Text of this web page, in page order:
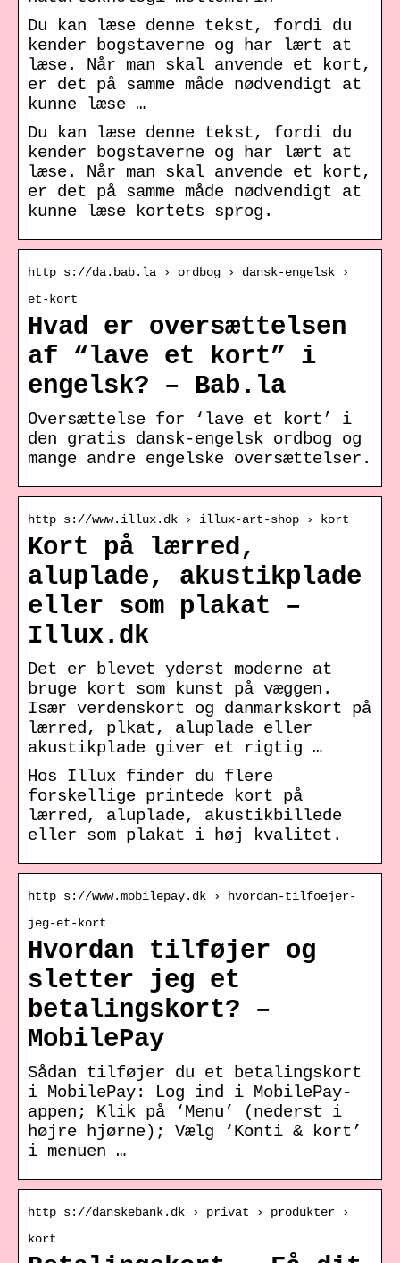
Du kan læse denne tekst, fordi du
kender bogstaverne og har lært at
læse. Når man skal anvende et kort,
er det på samme måde nødvendigt at
kunne læse …
Du kan læse denne tekst, fordi du
kender bogstaverne og har lært at
læse. Når man skal anvende et kort,
er det på samme måde nødvendigt at
kunne læse kortets sprog.
http s://da.bab.la › ordbog › dansk-engelsk ›
et-kort
Hvad er oversættelsen
af “lave et kort” i
engelsk? – Bab.la
Oversættelse for ‘lave et kort’ i
den gratis dansk-engelsk ordbog og
mange andre engelske oversættelser.
http s://www.illux.dk › illux-art-shop › kort
Kort på lærred,
aluplade, akustikplade
eller som plakat –
Illux.dk
Det er blevet yderst moderne at
bruge kort som kunst på væggen.
Især verdenskort og danmarkskort på
lærred, plkat, aluplade eller
akustikplade giver et rigtig …
Hos Illux finder du flere
forskellige printede kort på
lærred, aluplade, akustikbillede
eller som plakat i høj kvalitet.
http s://www.mobilepay.dk › hvordan-tilfoejer-
jeg-et-kort
Hvordan tilføjer og
sletter jeg et
betalingskort? –
MobilePay
Sådan tilføjer du et betalingskort
i MobilePay: Log ind i MobilePay-
appen; Klik på ‘Menu’ (nederst i
højre hjørne); Vælg ‘Konti & kort’
i menuen …
http s://danskebank.dk › privat › produkter ›
kort